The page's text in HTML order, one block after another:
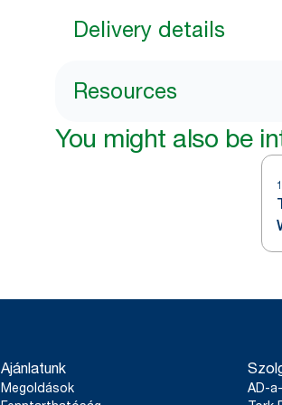
Delivery details
Resources
You might also be
Ajánlatunk
Megoldások
AD-